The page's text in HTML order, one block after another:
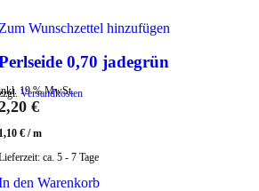
Wunschzettel hinzufügen
0,70 jadegrün
19 % MwSt.
Versandkosten
€
€ /m
ca. 5 - 7 Tage
den Warenkorb